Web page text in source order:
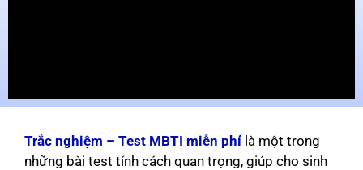
Trắc nghiệm – Test MBTI miễn phí là một trong
những bài test tính cách quan trọng, giúp cho sinh